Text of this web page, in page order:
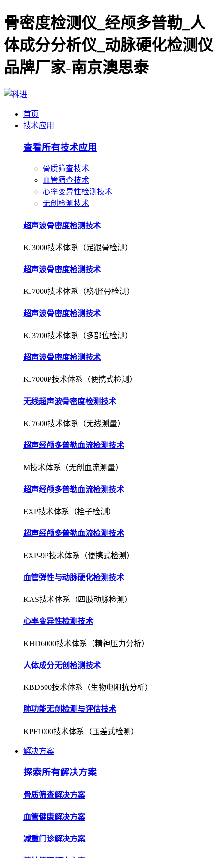
骨密度检测仪_经颅多普勒_人
体成分分析仪_动脉硬化检测仪
品牌厂家-南京澳思泰
首页
技术应用
查看所有技术应用
骨质筛查技术
血管筛查技术
心率变异性检测技术
无创检测技术
超声波骨密度检测技术
KJ3000技术体系（足跟骨检测）
超声波骨密度检测技术
KJ7000技术体系（桡/胫骨检测）
超声波骨密度检测技术
KJ3700技术体系（多部位检测）
超声波骨密度检测技术
KJ7000P技术体系（便携式检测）
无线超声波骨密度检测技术
KJ7600技术体系（无线测量）
超声经颅多普勒血流检测技术
M技术体系（无创血流测量）
超声经颅多普勒血流检测技术
EXP技术体系（栓子检测）
超声经颅多普勒血流检测技术
EXP-9P技术体系（便携式检测）
血管弹性与动脉硬化检测技术
KAS技术体系（四肢动脉检测）
心率变异性检测技术
KHD6000技术体系（精神压力分析）
人体成分无创检测技术
KBD500技术体系（生物电阻抗分析）
肺功能无创检测与评估技术
KPF1000技术体系（压差式检测）
解决方案
探索所有解决方案
骨质筛查解决方案
血管健康解决方案
减重门诊解决方案